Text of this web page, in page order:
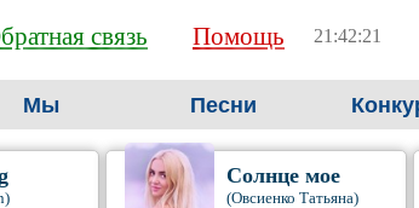
связь Помощь 21:42:22
Мы Песни
Солнце мое
(Овсиенко Татьяна)